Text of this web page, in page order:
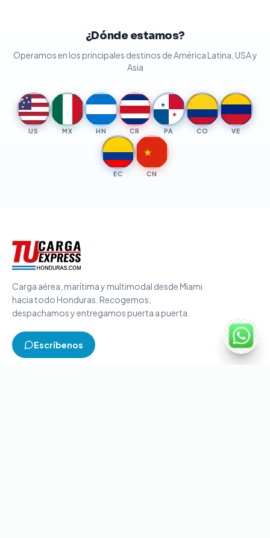
¿Dónde estamos?
Operamos en los principales destinos de América Latina, USA y
Asia
★ ★
★ ★
★
US MX HN CR
★
★
PA CO VE
EC
★
CN
Carga aérea, marítima y multimodal desde Miami
hacia todo Honduras. Recogemos,
despachamos y entregamos puerta a puerta.
Escríbenos